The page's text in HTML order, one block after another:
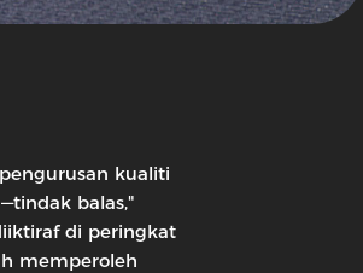
kualiti
balas,"
di peringkat
memperoleh